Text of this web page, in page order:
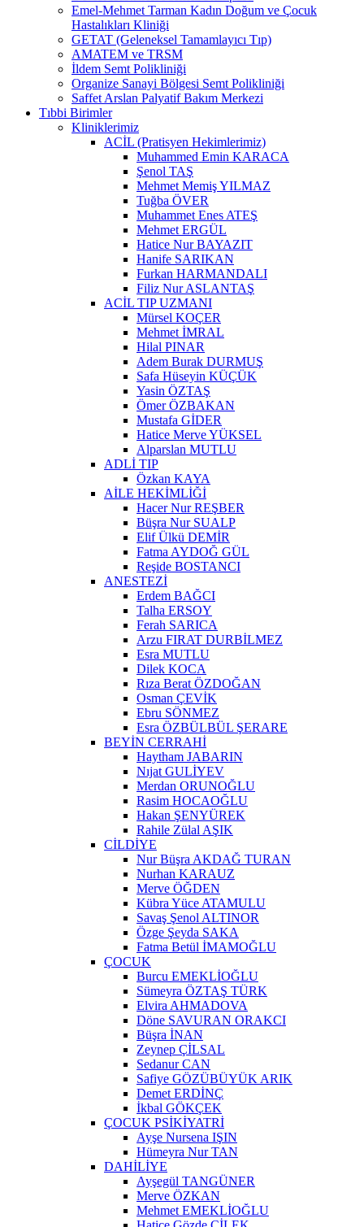
Emel-Mehmet Tarman Kadın Doğum ve Çocuk
Hastalıkları Kliniği
GETAT (Geleneksel Tamamlayıcı Tıp)
AMATEM ve TRSM
İldem Semt Polikliniği
Organize Sanayi Bölgesi Semt Polikliniği
Saffet Arslan Palyatif Bakım Merkezi
Tıbbi Birimler
Kliniklerimiz
ACİL (Pratisyen Hekimlerimiz)
Muhammed Emin KARACA
Şenol TAŞ
Mehmet Memiş YILMAZ
Tuğba ÖVER
Muhammet Enes ATEŞ
Mehmet ERGÜL
Hatice Nur BAYAZIT
Hanife SARIKAN
Furkan HARMANDALI
Filiz Nur ASLANTAŞ
ACİL TIP UZMANI
Mürsel KOÇER
Mehmet İMRAL
Hilal PINAR
Adem Burak DURMUŞ
Safa Hüseyin KÜÇÜK
Yasin ÖZTAŞ
Ömer ÖZBAKAN
Mustafa GİDER
Hatice Merve YÜKSEL
Alparslan MUTLU
ADLİ TIP
Özkan KAYA
AİLE HEKİMLİĞİ
Hacer Nur REŞBER
Büşra Nur SUALP
Elif Ülkü DEMİR
Fatma AYDOĞ GÜL
Reşide BOSTANCI
ANESTEZİ
Erdem BAĞCI
Talha ERSOY
Ferah SARICA
Arzu FIRAT DURBİLMEZ
Esra MUTLU
Dilek KOCA
Rıza Berat ÖZDOĞAN
Osman ÇEVİK
Ebru SÖNMEZ
Esra ÖZBÜLBÜL ŞERARE
BEYİN CERRAHİ
Haytham JABARIN
Nıjat GULİYEV
Merdan ORUNOĞLU
Rasim HOCAOĞLU
Hakan ŞENYÜREK
Rahile Zülal AŞIK
CİLDİYE
Nur Büşra AKDAĞ TURAN
Nurhan KARAUZ
Merve ÖĞDEN
Kübra Yüce ATAMULU
Savaş Şenol ALTINOR
Özge Şeyda SAKA
Fatma Betül İMAMOĞLU
ÇOCUK
Burcu EMEKLİOĞLU
Sümeyra ÖZTAŞ TÜRK
Elvira AHMADOVA
Döne SAVURAN ORAKCI
Büşra İNAN
Zeynep ÇİLSAL
Sedanur CAN
Safiye GÖZÜBÜYÜK ARIK
Demet ERDİNÇ
İkbal GÖKÇEK
ÇOCUK PSİKİYATRİ
Ayşe Nursena IŞIN
Hümeyra Nur TAN
DAHİLİYE
Ayşegül TANGÜNER
Merve ÖZKAN
Mehmet EMEKLİOĞLU